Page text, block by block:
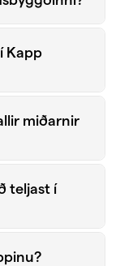
Kapp
miðarnir
teljast í